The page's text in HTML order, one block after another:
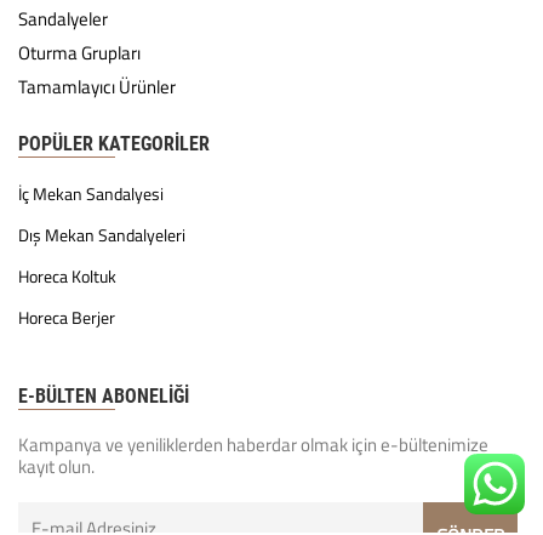
Sandalyeler
Oturma Grupları
Tamamlayıcı Ürünler
POPÜLER KATEGORILER
İç Mekan Sandalyesi
Dış Mekan Sandalyeleri
Horeca Koltuk
Horeca Berjer
E-BÜLTEN ABONELİĞİ
Kampanya ve yeniliklerden haberdar olmak için e-bültenimize
kayıt olun.